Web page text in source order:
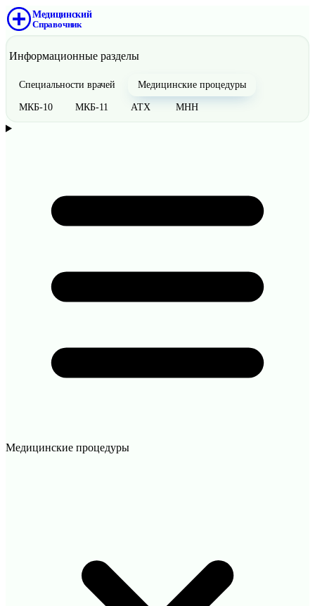
Медицинский
Справочник
Информационные разделы
Специальности врачей Медицинские процедуры
МКБ-10 МКБ-11 АТХ МНН
Медицинские процедуры